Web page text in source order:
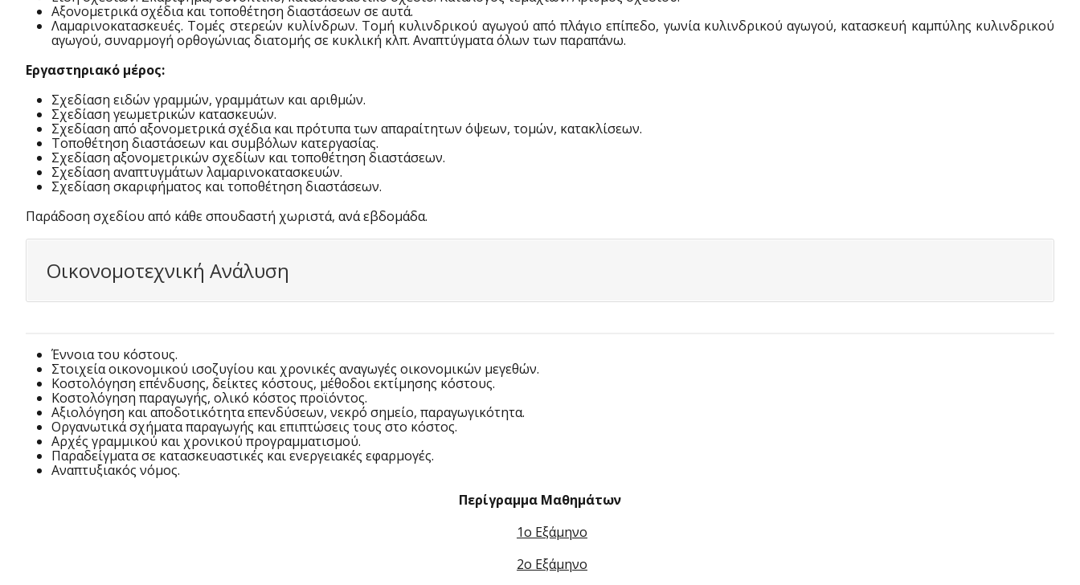
Αξονομετρικά σχέδια και τοποθέτηση διαστάσεων σε αυτά.
Λαμαρινοκατασκευές. Τομές στερεών κυλίνδρων. Τομή κυλινδρικού αγωγού από πλάγιο επίπεδο, γωνία κυλινδρικού αγωγού, κατασκευή καμπύλης κυλινδρικού
αγωγού, συναρμογή ορθογώνιας διατομής σε κυκλική κλπ. Αναπτύγματα όλων των παραπάνω.
Εργαστηριακό μέρος:
Σχεδίαση ειδών γραμμών, γραμμάτων και αριθμών.
Σχεδίαση γεωμετρικών κατασκευών.
Σχεδίαση από αξονομετρικά σχέδια και πρότυπα των απαραίτητων όψεων, τομών, κατακλίσεων.
Τοποθέτηση διαστάσεων και συμβόλων κατεργασίας.
Σχεδίαση αξονομετρικών σχεδίων και τοποθέτηση διαστάσεων.
Σχεδίαση αναπτυγμάτων λαμαρινοκατασκευών.
Σχεδίαση σκαριφήματος και τοποθέτηση διαστάσεων.
Παράδοση σχεδίου από κάθε σπουδαστή χωριστά, ανά εβδομάδα.
Οικονομοτεχνική Ανάλυση
Έννοια του κόστους.
Στοιχεία οικονομικού ισοζυγίου και χρονικές αναγωγές οικονομικών μεγεθών.
Κοστολόγηση επένδυσης, δείκτες κόστους, μέθοδοι εκτίμησης κόστους.
Κοστολόγηση παραγωγής, ολικό κόστος προϊόντος.
Αξιολόγηση και αποδοτικότητα επενδύσεων, νεκρό σημείο, παραγωγικότητα.
Οργανωτικά σχήματα παραγωγής και επιπτώσεις τους στο κόστος.
Αρχές γραμμικού και χρονικού προγραμματισμού.
Παραδείγματα σε κατασκευαστικές και ενεργειακές εφαρμογές.
Αναπτυξιακός νόμος.
Περίγραμμα Μαθημάτων
1ο Εξάμηνο
2ο Εξάμηνο